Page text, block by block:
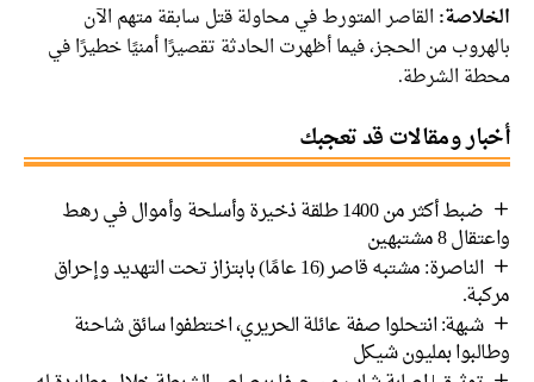
القاصر المتورط في محاولة قتل سابقة متهم الآن
من الحجز، فيما أظهرت الحادثة تقصيرًا أمنيًا خطيرًا في
الشرطة.
ومقالات قد تعجبك
ضبط أكثر من 1400 طلقة ذخيرة وأسلحة وأموال في رهط
مشتبهين
الناصرة: مشتبه قاصر (16 عامًا) بابتزاز تحت التهديد وإحراق
شبهة: انتحلوا صفة عائلة الحريري، اختطفوا سائق شاحنة
بمليون شيكل